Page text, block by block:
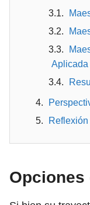
Aplicada
Opciones